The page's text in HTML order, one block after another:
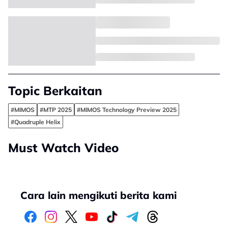
Topic Berkaitan
#MIMOS #MTP 2025
#MIMOS Technology Preview 2025
#Quadruple Helix
Must Watch Video
Cara lain mengikuti berita kami